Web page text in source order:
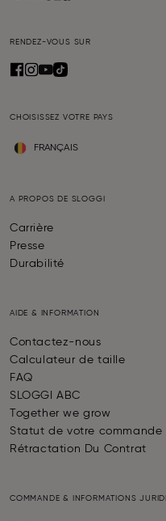
RENDEZ-VOUS SUR
CHOISISSEZ VOTRE PAYS
FRANÇAIS
A PROPOS DE SLOGGI
Carrière
Presse
Durabilité
AIDE & INFORMATION
Contactez-nous
Calculateur de taille
FAQ
SLOGGI ABC
Together we grow
Statut de votre commande
Rétractation Du Contrat
COMMANDE & INFORMATIONS